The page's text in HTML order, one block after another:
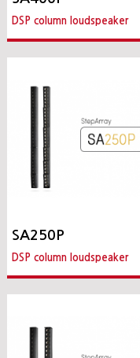
DSP column loudspeaker
SA250P
DSP column loudspeaker